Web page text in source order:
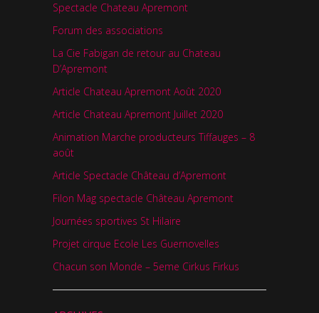
Spectacle Chateau Apremont
Forum des associations
La Cie Fabigan de retour au Chateau
D’Apremont
Article Chateau Apremont Août 2020
Article Chateau Apremont Juillet 2020
Animation Marche producteurs Tiffauges – 8
août
Article Spectacle Château d’Apremont
Filon Mag spectacle Château Apremont
Journées sportives St Hilaire
Projet cirque Ecole Les Guernovelles
Chacun son Monde – 5eme Cirkus Firkus